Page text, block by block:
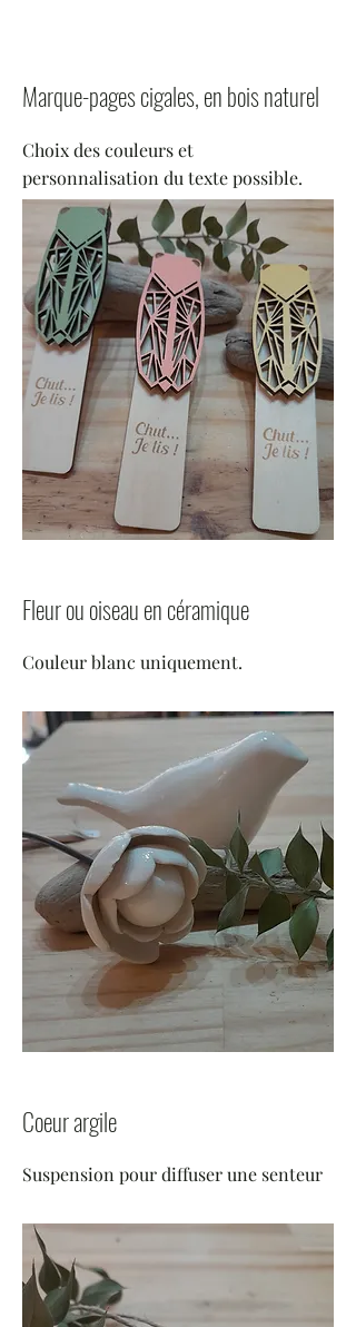
Marque-pages cigales, en bois naturel
Choix des couleurs et
personnalisation du texte possible.
Fleur ou oiseau en céramique
Couleur blanc uniquement.
Coeur argile
Suspension pour diffuser une senteur